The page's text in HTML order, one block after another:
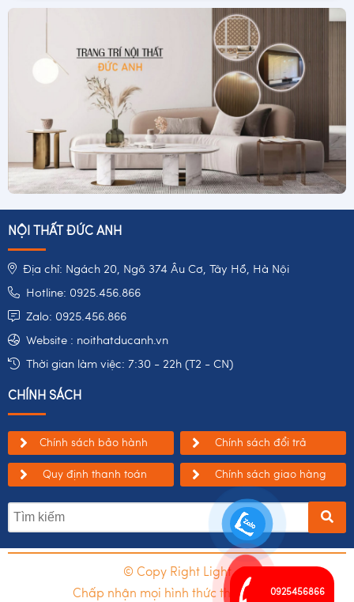
NỘI THẤT ĐỨC ANH
Địa chỉ: Ngách 20, Ngõ 374 Âu Cơ, Tây Hồ, Hà Nội
Hotline: 0925.456.866
Zalo: 0925.456.866
Website : noithatducanh.vn
Thời gian làm việc: 7:30 - 22h (T2 - CN)
CHÍNH SÁCH
Chính sách bảo hành Chính sách đổi trả
Quy định thanh toán Chính sách giao hàng
© Copy Right Light
Chấp nhận mọi hình thức thanh toán0925456866